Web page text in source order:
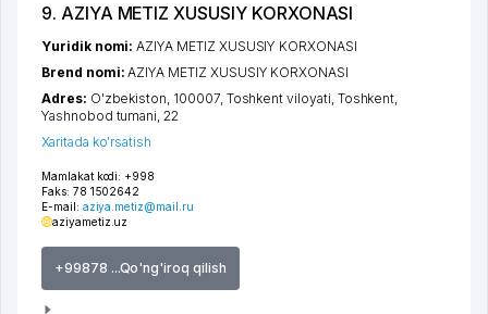
9. AZIYA METIZ XUSUSIY KORXONASI
Mamlakat kodi: +998
Faks: 78 1502642
E-mail: aziya.metiz@mail.ru
aziyametiz.uz
+99878 ...Qo'ng'iroq qilish
Yuridik nomi:AZIYA METIZ XUSUSIY KORXONASI
Brend nomi:AZIYA METIZ XUSUSIY KORXONASI
Adres: O'zbekiston, 100007, Toshkent viloyati Toshkent
Yashnobod tumani , 22
Xaritada ko'rsatish